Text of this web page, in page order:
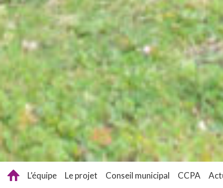
L’équipe Le projet Conseil municipal CCPA